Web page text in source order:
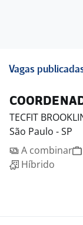
Vagas
TECFIT
São Paulo - SP
A combinar
Híbrido